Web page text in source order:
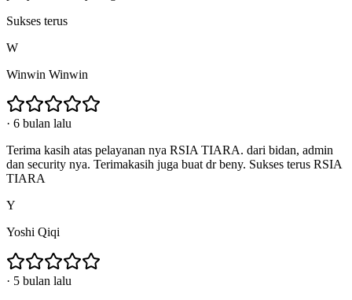
Sukses terus
W
Winwin Winwin
· 6 bulan lalu
Terima kasih atas pelayanan nya RSIA TIARA. dari bidan, admin
dan security nya. Terimakasih juga buat dr beny. Sukses terus RSIA
TIARA
Y
Yoshi Qiqi
· 5 bulan lalu